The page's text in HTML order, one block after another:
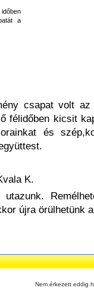
a
csapat volt
félidőben kicsit
és
K.
újra örülhetünk
Nem érkezett eddig